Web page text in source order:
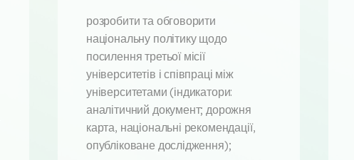
розробити та обговорити
національну політику щодо
посилення третьої місії
університетів і співпраці між
університетами (індикатори:
аналітичний документ; дорожня
карта, національні рекомендації,
опубліковане дослідження);